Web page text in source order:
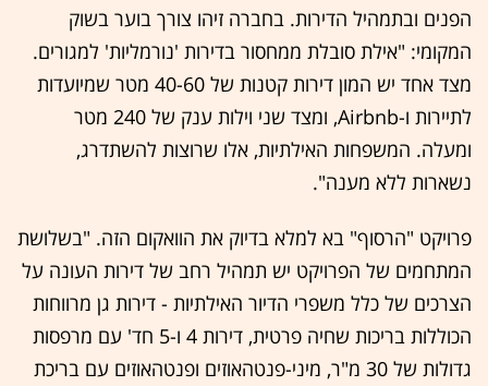
הפנים ובתמהיל הדירות. בחברה זיהו צורך בוער בשוק
המקומי: "אילת סובלת ממחסור בדירות 'נורמליות' למגורים.
מצד אחד יש המון דירות קטנות של 40-60 מטר שמיועדות
לתיירות ו-Airbnb, ומצד שני וילות ענק של 240 מטר
ומעלה. המשפחות האילתיות, אלו שרוצות להשתדרג,
נשארות ללא מענה".
פרויקט "הרסוף" בא למלא בדיוק את הוואקום הזה. "בשלושת
המתחמים של הפרויקט יש תמהיל רחב של דירות העונה על
הצרכים של כלל משפרי הדיור האילתיות - דירות גן מרווחות
הכוללות בריכות שחיה פרטית, דירות 4 ו-5 חד' עם מרפסות
גדולות של 30 מ"ר, מיני-פנטהאוזים ופנטהאוזים עם בריכת